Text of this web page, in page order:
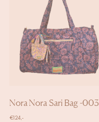
Nora Nora Sari Bag -003
€ 124,-